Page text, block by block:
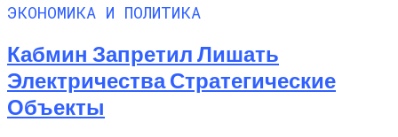
ЭКОНОМИКА И ПОЛИТИКА
Кабмин Запретил Лишать
Электричества Стратегические
Объекты